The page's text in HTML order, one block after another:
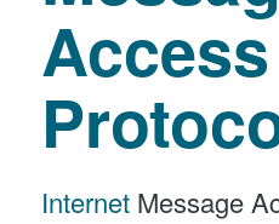
Access
InternetMessage